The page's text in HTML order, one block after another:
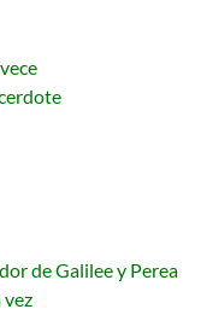
de Galilee y Perea
vez